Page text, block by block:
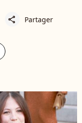
share Partager